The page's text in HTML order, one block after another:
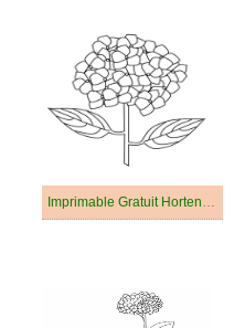
Imprimable Gratuit Hortensia